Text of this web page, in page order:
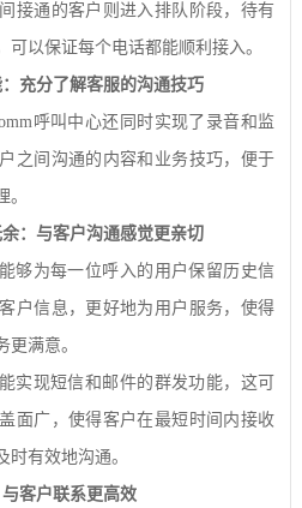
接通的客户则进入排队阶段，待有
以保证每个电话都能顺利接入。
充分了解客服的沟通技巧
呼叫中心还同时实现了录音和监
之间沟通的内容和业务技巧，便于
：与客户沟通感觉更亲切
够为每一位呼入的用户保留历史信
户信息，更好地为用户服务，使得
满意。
实现短信和邮件的群发功能，这可
面广，使得客户在最短时间内接收
有效地沟通。
客户联系更高效